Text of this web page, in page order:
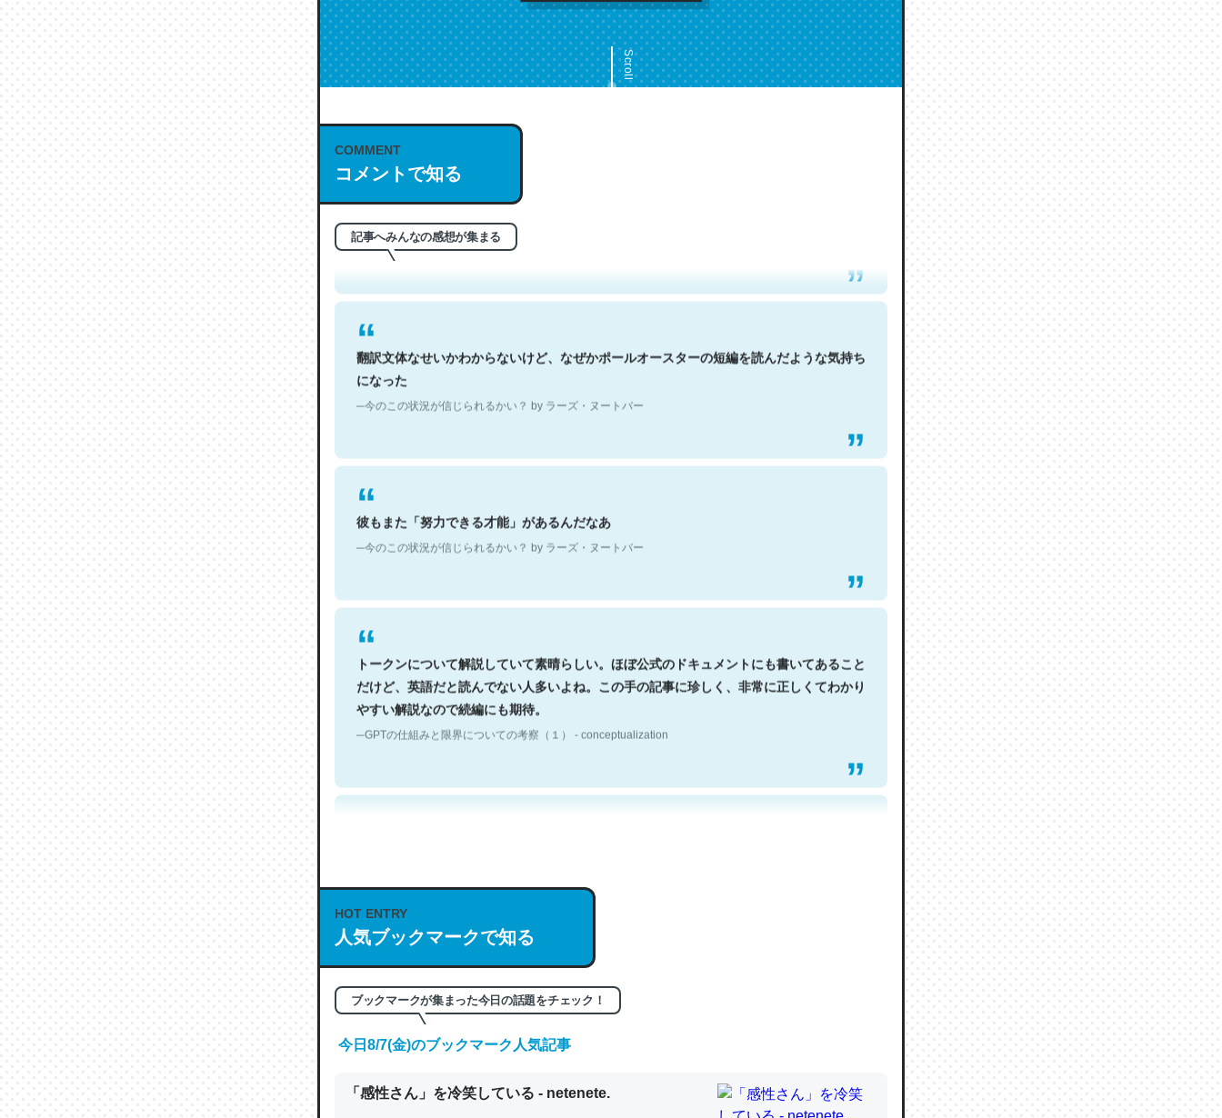
Scroll
COMMENT
コメントで知る
記事へみんなの感想が集まる
これは名文。彼はとてもクレバーなんだろうなと凄く思う。英語少しでも読める人は原文
もお勧め。自分はこの流れ好き。Let’s Fucking Go. Then Covid hit. Shit.
─今のこの状況が信じられるかい？ by ラーズ・ヌートバー
翻訳文体なせいかわからないけど、なぜかポールオースターの短編を読んだような気持ち
になった
─今のこの状況が信じられるかい？ by ラーズ・ヌートバー
彼もまた「努力できる才能」があるんだなあ
─今のこの状況が信じられるかい？ by ラーズ・ヌートバー
トークンについて解説していて素晴らしい。ほぼ公式のドキュメントにも書いてあること
だけど、英語だと読んでない人多いよね。この手の記事に珍しく、非常に正しくてわかり
やすい解説なので続編にも期待。
─GPTの仕組みと限界についての考察（１） - conceptualization
これは良記事。32768トークンだと英語小説100ページ分くらい。小説でいう「ずっと前
の伏線」は回収されないけど、短期記憶というには多い分量。進化すればするほど分かり
やすく強くなりそう
HOT ENTRY
人気ブックマークで知る
ブックマークが集まった今日の話題をチェック！
今日8/7(金)のブックマーク人気記事
「感性さん」を冷笑している - netenete.